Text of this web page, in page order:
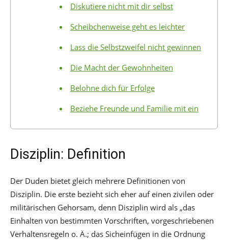
Diskutiere nicht mit dir selbst
Scheibchenweise geht es leichter
Lass die Selbstzweifel nicht gewinnen
Die Macht der Gewohnheiten
Belohne dich für Erfolge
Beziehe Freunde und Familie mit ein
Disziplin: Definition
Der Duden bietet gleich mehrere Definitionen von
Disziplin. Die erste bezieht sich eher auf einen zivilen oder
militärischen Gehorsam, denn Disziplin wird als „das
Einhalten von bestimmten Vorschriften, vorgeschriebenen
Verhaltensregeln o. Ä.; das Sicheinfügen in die Ordnung